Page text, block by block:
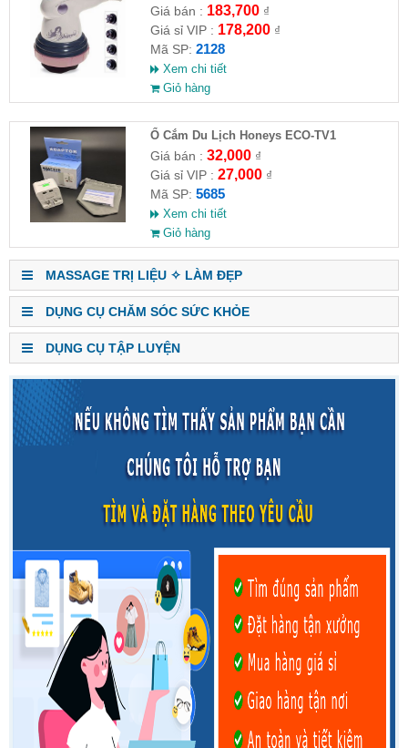
HĐ )
Giá bán : 183,700₫
Giá sỉ VIP : 178,200₫
Mã SP: 2128
Xem chi tiết
Giỏ hàng
Ổ Cắm Du Lịch Honeys ECO-TV1
Giá bán : 32,000₫
Giá sỉ VIP : 27,000₫
Mã SP: 5685
Xem chi tiết
Giỏ hàng
MASSAGE TRỊ LIỆU ✧ LÀM ĐẸP
DỤNG CỤ CHĂM SÓC SỨC KHỎE
DỤNG CỤ TẬP LUYỆN